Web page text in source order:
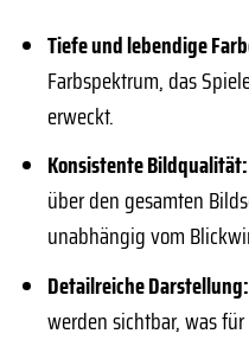
Tiefe und lebendige
Farbspektrum, das
erweckt.
Konsistente Bildqualität:
über den gesamten
unabhängig vom
Detailreiche Darstellung:
werden sichtbar, was